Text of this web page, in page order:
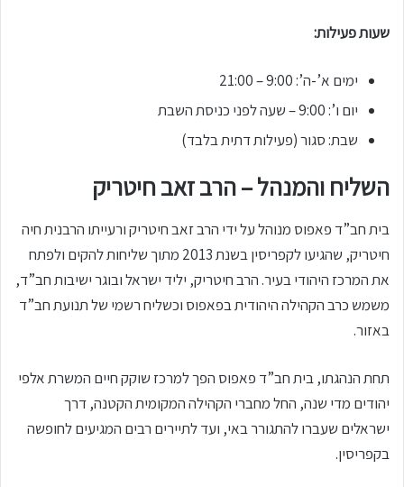
שעות פעילות:
ימים א’-ה’: 9:00 – 21:00
יום ו’: 9:00 – שעה לפני כניסת השבת
שבת: סגור (פעילות דתית בלבד)
השליח והמנהל – הרב זאב חיטריק
בית חב”ד פאפוס מנוהל על ידי הרב זאב חיטריק ורעייתו הרבנית חיה
חיטריק, שהגיעו לקפריסין בשנת 2013 מתוך שליחות להקים ולפתח
את המרכז היהודי בעיר. הרב חיטריק, יליד ישראל ובוגר ישיבות חב”ד,
משמש כרב הקהילה היהודית בפאפוס וכשליח רשמי של תנועת חב”ד
באזור.
תחת הנהגתו, בית חב”ד פאפוס הפך למרכז שוקק חיים המשרת אלפי
יהודים מדי שנה, החל מחברי הקהילה המקומית הקטנה, דרך
ישראלים שעברו להתגורר באי, ועד לתיירים רבים המגיעים לחופשה
בקפריסין.